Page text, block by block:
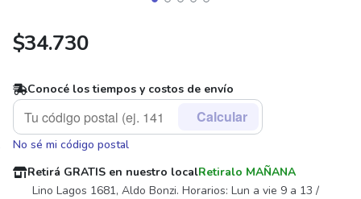
$34.730
Conocé los tiempos y costos de envío
Calcular
No sé mi código postal
Retirá GRATIS en nuestro localRetiralo MAÑANA
Lino Lagos 1681, Aldo Bonzi. Horarios: Lun a vie 9 a 13 /